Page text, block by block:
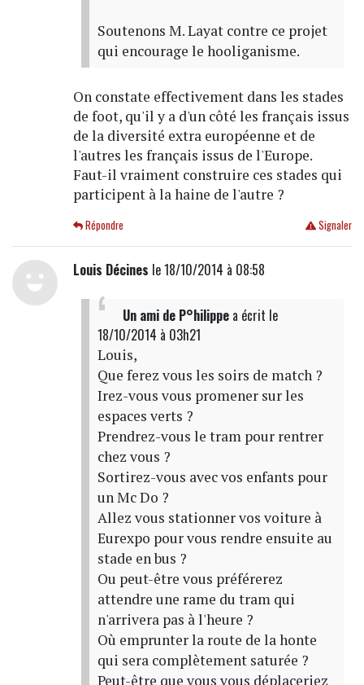
Soutenons M. Layat contre ce projet
qui encourage le hooliganisme.
On constate effectivement dans les stades
de foot, qu'il y a d'un côté les français issus
de la diversité extra européenne et de
l'autres les français issus de l'Europe.
Faut-il vraiment construire ces stades qui
participent à la haine de l'autre ?
Signaler
Répondre
Louis Décines le 18/10/2014 à 08:58
Un ami de P°hilippea écrit le
18/10/2014 à 03h21
Louis,
Que ferez vous les soirs de match ?
Irez-vous vous promener sur les
espaces verts ?
Prendrez-vous le tram pour rentrer
chez vous ?
Sortirez-vous avec vos enfants pour
un Mc Do ?
Allez vous stationner vos voiture à
Eurexpo pour vous rendre ensuite au
stade en bus ?
Ou peut-être vous préférerez
attendre une rame du tram qui
n'arrivera pas à l'heure ?
Où emprunter la route de la honte
qui sera complètement saturée ?
Peut-être que vous vous déplaceriez